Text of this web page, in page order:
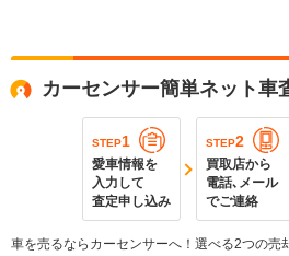
カーセンサー簡単ネット車
STEP1
愛車情報を
入力して
査定申し込み
STEP2
買取店から
電話､メール
でご連絡
車を売るならカーセンサーへ！選べる2つの売